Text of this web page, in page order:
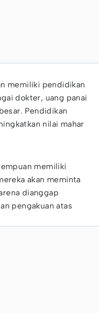
memiliki pendidikan
dokter, uang panai
Pendidikan
nilai mahar
memiliki
akan meminta
dianggap
pengakuan atas